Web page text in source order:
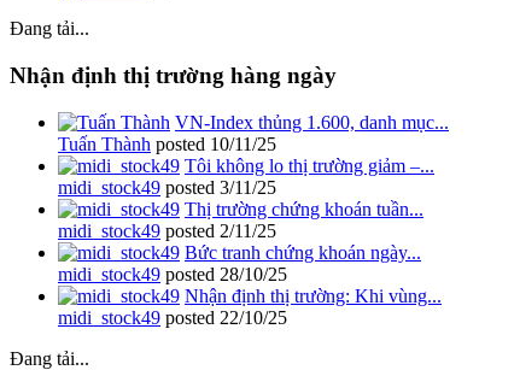
Đang tải...
Nhận định thị trường hàng ngày
VN-Index thủng 1.600, danh mục...
Tuấn Thành posted 10/11/25
Tôi không lo thị trường giảm –...
midi_stock49 posted 3/11/25
Thị trường chứng khoán tuần...
midi_stock49 posted 2/11/25
Bức tranh chứng khoán ngày...
midi_stock49 posted 28/10/25
Nhận định thị trường: Khi vùng...
midi_stock49 posted 22/10/25
Đang tải...